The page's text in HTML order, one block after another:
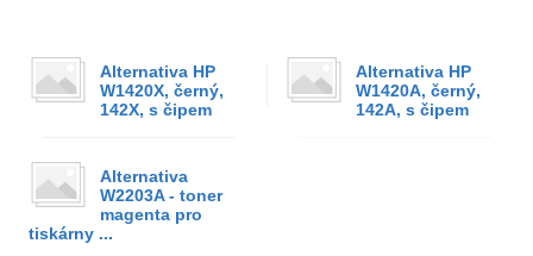
Alternativa HP
W1420X, černý,
142X, s čipem
Alternativa HP
W1420A, černý,
142A, s čipem
Alternativa
W2203A - toner
magenta pro
tiskárny ...